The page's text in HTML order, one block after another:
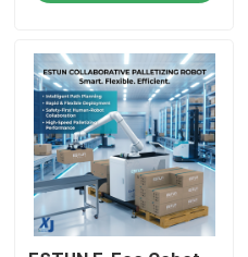
Nhà
Sản phẩm
Video